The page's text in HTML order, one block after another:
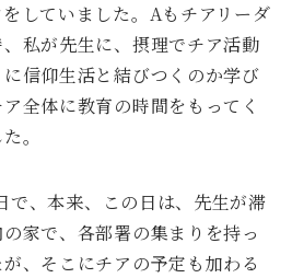
していました。Aもチアリーダ
私が先生に、摂理でチア活動
信仰生活と結びつくのか学び
全体に教育の時間をもってく
。
で、本来、この日は、先生が滞
家で、各部署の集まりを持っ
、そこにチアの予定も加わる